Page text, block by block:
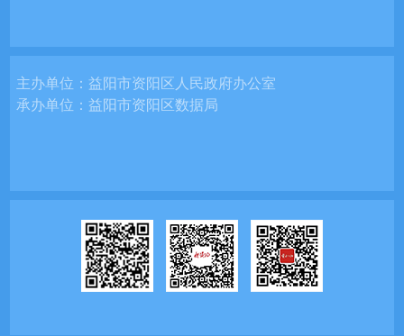
主办单位：益阳市资阳区人民政府办公室
承办单位：益阳市资阳区数据局